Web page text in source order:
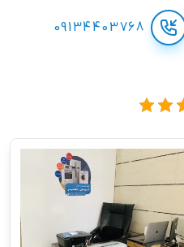
09134403768